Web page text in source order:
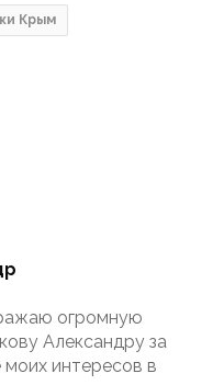
Крым
огромную
Александру за
интересов в